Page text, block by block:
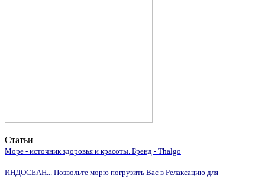
Статьи
Море - источник здоровья и красоты. Бренд - Thalgo
ИНДОСЕАН... Позвольте морю погрузить Вас в Релаксацию для